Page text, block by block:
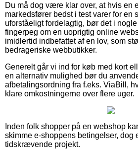
Du må dog være klar over, at hvis en
markedsfører bedst i test varer for en
uforståeligt fordelagtig, bør det i
fingerpeg om en uoprigtig online
imidlertid indbefattet af en lov, som
bedrageriske webbutikker.
Generelt går vi ind for køb med kort
en alternativ mulighed bør du
afbetalingsordning fra f.eks. ViaBill,
klare omkostningerne over flere uger.
Inden folk shopper på en webshop
skimme e-shoppens betingelser, dog
tidskrævende projekt.